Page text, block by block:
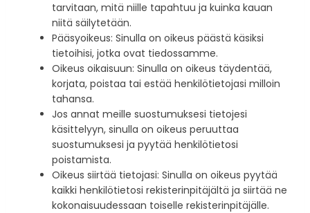
tarvitaan, mitä niille tapahtuu ja kuinka kauan
niitä säilytetään.
Pääsyoikeus: Sinulla on oikeus päästä käsiksi
tietoihisi, jotka ovat tiedossamme.
Oikeus oikaisuun: Sinulla on oikeus täydentää,
korjata, poistaa tai estää henkilötietojasi milloin
tahansa.
Jos annat meille suostumuksesi tietojesi
käsittelyyn, sinulla on oikeus peruuttaa
suostumuksesi ja pyytää henkilötietosi
poistamista.
Oikeus siirtää tietojasi: Sinulla on oikeus pyytää
kaikki henkilötietosi rekisterinpitäjältä ja siirtää ne
kokonaisuudessaan toiselle rekisterinpitäjälle.